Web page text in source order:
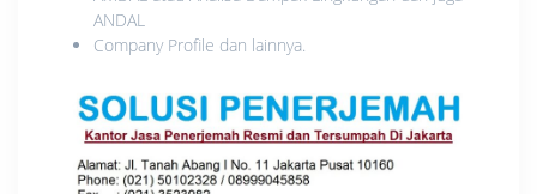
ANDAL
Company Profile dan lainnya.